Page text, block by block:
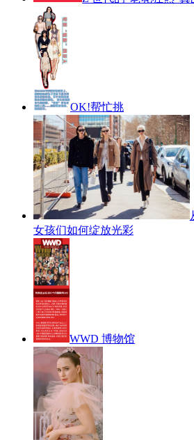
OK!帮忙挑
女孩们如何绽放光彩
WWD 博物馆